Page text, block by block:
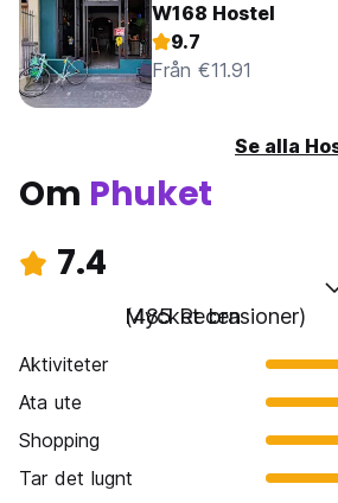
W168 Hostel
9.7
Från €11.91
Se alla
Om Phuket
7.4
Mycket bra
(485 Recensioner)
Aktiviteter
Ata ute
Shopping
Tar det lugnt